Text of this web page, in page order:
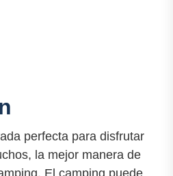
perfecta para disfrutar
la mejor manera de